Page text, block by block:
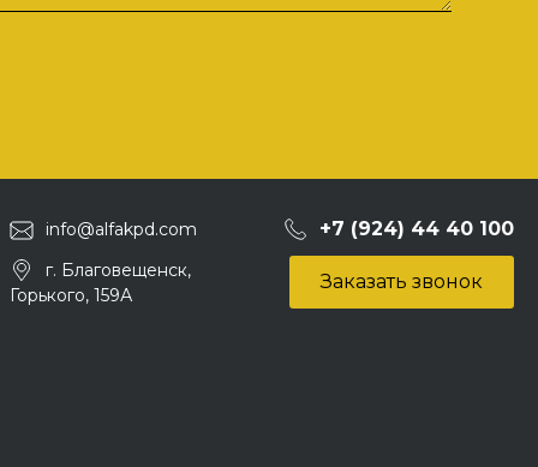
info@alfakpd.com +7 (924) 44 40 100
г. Благовещенск,
Горького, 159А
Заказать звонок